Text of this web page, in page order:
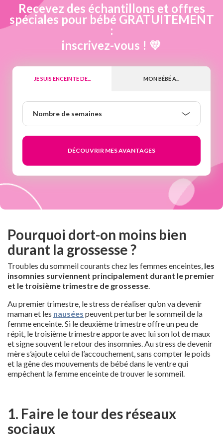
Recevez des échantillons et offres
spéciales pour bébé GRATUITEMENT
:
inscrivez-vous ! 💛
JE SUIS ENCEINTE DE... MON BÉBÉ A...
semaines
Nombre de semaines
Pourquoi dort-on moins bien
durant la grossesse ?
Troubles du sommeil courants chez les femmes enceintes, les
insomnies surviennent principalement durant le premier
et le troisième trimestre de grossesse
Au premier trimestre, le stress de réaliser qu’on va devenir
maman et les nausées peuvent perturber le sommeil de la
femme enceinte. Si le deuxième trimestre offre un peu de
répit, le troisième trimestre apporte avec lui son lot de maux
et signe souvent le retour des insomnies. Au stress de devenir
mère s’ajoute celui de l’accouchement, sans compter le poids
et la gêne des mouvements de bébé dans le ventre qui
empêchent la femme enceinte de trouver le sommeil.
1. Faire le tour des réseaux
sociaux